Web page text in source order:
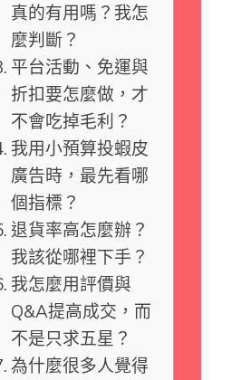
真的有用嗎？我怎
麼判斷？
平台活動、免運與
折扣要怎麼做，才
不會吃掉毛利？
我用小預算投蝦皮
廣告時，最先看哪
個指標？
退貨率高怎麼辦？
我該從哪裡下手？
我怎麼用評價與
Q&A提高成交，而
不是只求五星？
為什麼很多人覺得